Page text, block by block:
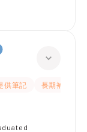
供筆記
長期補習